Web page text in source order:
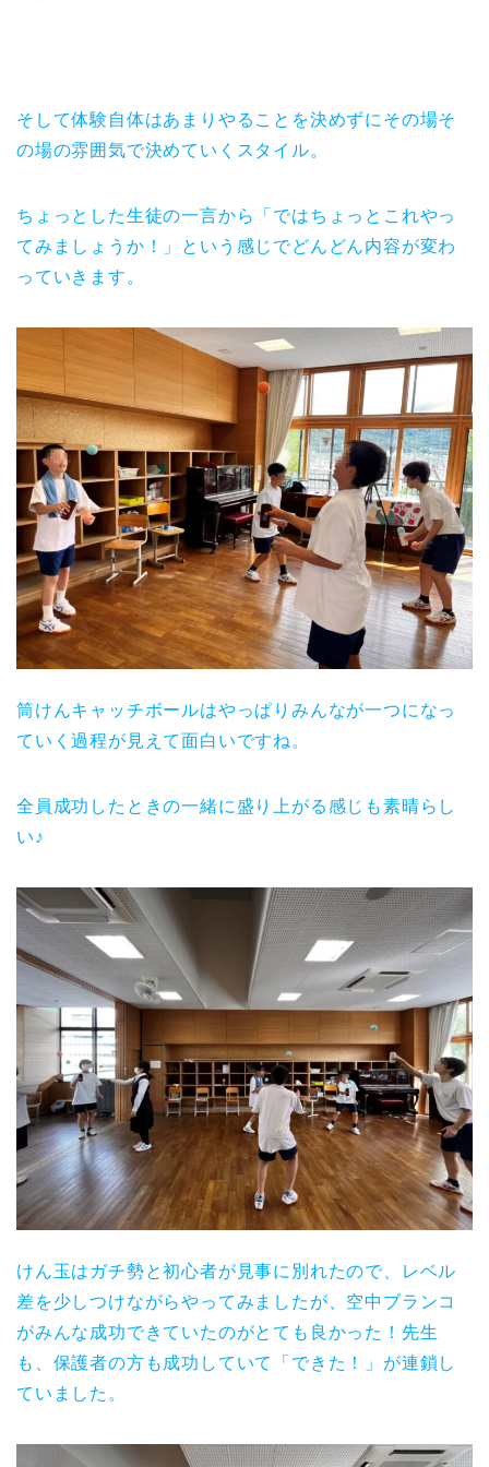
そして体験自体はあまりやることを決めずにその場そ
の場の雰囲気で決めていくスタイル。
ちょっとした生徒の一言から「ではちょっとこれやっ
てみましょうか！」という感じでどんどん内容が変わ
っていきます。
筒けんキャッチボールはやっぱりみんなが一つになっ
ていく過程が見えて面白いですね。
全員成功したときの一緒に盛り上がる感じも素晴らし
い♪
けん玉はガチ勢と初心者が見事に別れたので、レベル
差を少しつけながらやってみましたが、空中ブランコ
がみんな成功できていたのがとても良かった！先生
も、保護者の方も成功していて「できた！」が連鎖し
ていました。